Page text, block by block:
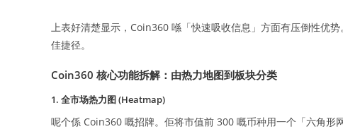
上表好清楚显示，Coin360 喺「快速吸收信息」方面有压倒性优
佳捷径。
Coin360 核心功能拆解：由热力地图到板块分类
1. 全市场热力图 (Heatmap)
呢个係 Coin360 嘅招牌。佢将市值前 300 嘅币种用一个「六角